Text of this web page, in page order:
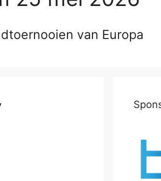
van Europa